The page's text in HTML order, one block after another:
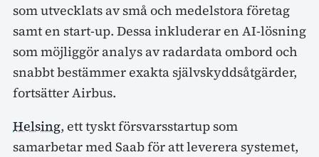
som utvecklats av små och medelstora företag
samt en start-up. Dessa inkluderar en AI-lösning
som möjliggör analys av radardata ombord och
snabbt bestämmer exakta självskyddsåtgärder,
fortsätter Airbus.
Helsing, ett tyskt försvarsstartup som
samarbetar med Saab för att leverera systemet,